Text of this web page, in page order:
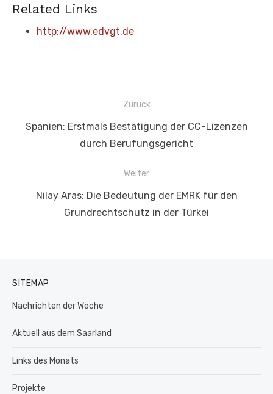
Related Links
http://www.edvgt.de
Beitragsnavigation
Zurück
Vorheriger
Spanien: Erstmals Bestätigung der CC-Lizenzen
durch Berufungsgericht
Weiter
Nächster
Nilay Aras: Die Bedeutung der EMRK für den
Grundrechtschutz in der Türkei
SITEMAP
Nachrichten der Woche
Aktuell aus dem Saarland
Links des Monats
Projekte